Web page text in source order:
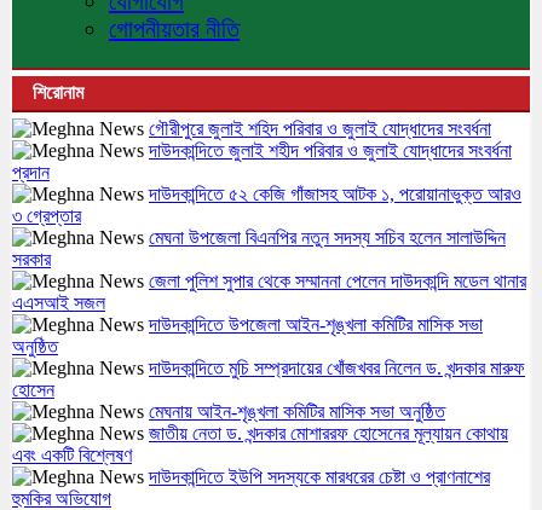
গোপনীয়তার নীতি
শিরোনাম
গৌরীপুরে জুলাই শহিদ পরিবার ও জুলাই যোদ্ধাদের সংবর্ধনা
দাউদকান্দিতে জুলাই শহীদ পরিবার ও জুলাই যোদ্ধাদের সংবর্ধনা
প্রদান
দাউদকান্দিতে ৫২ কেজি গাঁজাসহ আটক ১, পরোয়ানাভুক্ত আরও
৩ গ্রেপ্তার
মেঘনা উপজেলা বিএনপির নতুন সদস্য সচিব হলেন সালাউদ্দিন
সরকার
জেলা পুলিশ সুপার থেকে সম্মাননা পেলেন দাউদকান্দি মডেল থানার
এএসআই সজল
দাউদকান্দিতে উপজেলা আইন-শৃঙ্খলা কমিটির মাসিক সভা
অনুষ্ঠিত
দাউদকান্দিতে মুচি সম্প্রদায়ের খোঁজখবর নিলেন ড. খন্দকার মারুফ
হোসেন
মেঘনায় আইন-শৃঙ্খলা কমিটির মাসিক সভা অনুষ্ঠিত
জাতীয় নেতা ড. খন্দকার মোশাররফ হোসেনের মূল্যায়ন কোথায়
এবং একটি বিশ্লেষণ
দাউদকান্দিতে ইউপি সদস্যকে মারধরের চেষ্টা ও প্রাণনাশের
হুমকির অভিযোগ